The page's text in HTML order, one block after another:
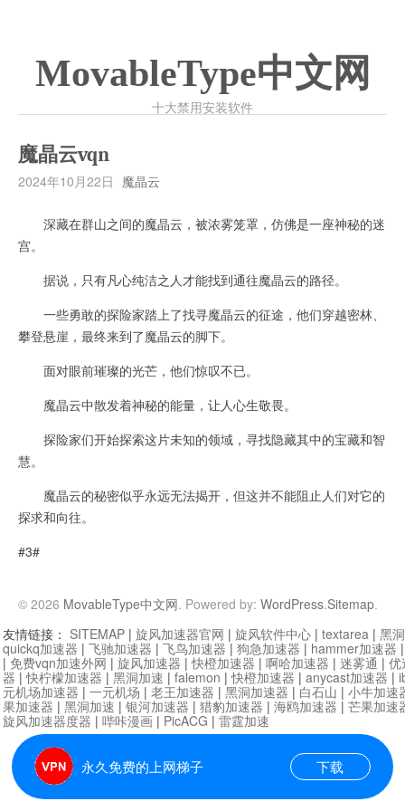
MovableType中文网
十大禁用安装软件
魔晶云vqn
2024年10月22日 魔晶云
深藏在群山之间的魔晶云，被浓雾笼罩，仿佛是一座神秘的迷
宫。
据说，只有凡心纯洁之人才能找到通往魔晶云的路径。
一些勇敢的探险家踏上了找寻魔晶云的征途，他们穿越密林、
攀登悬崖，最终来到了魔晶云的脚下。
面对眼前璀璨的光芒，他们惊叹不已。
魔晶云中散发着神秘的能量，让人心生敬畏。
探险家们开始探索这片未知的领域，寻找隐藏其中的宝藏和智
慧。
魔晶云的秘密似乎永远无法揭开，但这并不能阻止人们对它的
探求和向往。
#3#
© 2026 MovableType中文网. Powered by: WordPress.Sitemap.
永久免费的上网梯子 下载
友情链接： SITEMAP | 旋风加速器官网 | 旋风软件中心 | textarea | 黑
quickq加速器 | 飞驰加速器 | 飞鸟加速器 | 狗急加速器 | hammer加速器
| 免费vqn加速外网 | 旋风加速器 |快橙加速器 | 啊哈加速器 | 迷雾通 | 优
器 |快柠檬加速器 | 黑洞加速 | falemon |快橙加速器 | anycast加速器 |
元机场加速器 | 一元机场 | 老王加速器 | 黑洞加速器 | 白石山 | 小牛加速
果加速器 | 黑洞加速 | 银河加速器 | 猎豹加速器 | 海鸥加速器 | 芒果加速
旋风加速器度器 | 哔咔漫画 | PicACG | 雷霆加速